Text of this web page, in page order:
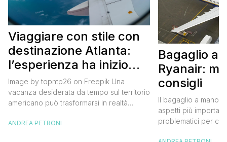
Viaggiare con stile con
destinazione Atlanta:
l’esperienza ha inizio
con un volo Air France
Image by topntp26 on Freepik Una
vacanza desiderata da tempo sul territorio
americano può trasformarsi in realtà
France. Tale realtà, fondata nel 1933, ha
ANDREA PETRONI
Bagaglio a
Ryanair:
consigli
Il bagaglio a mano
aspetti più
problematici per chi